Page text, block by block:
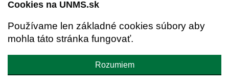
Cookies na UNMS.sk
Používame len základné cookies súbory aby
mohla táto stránka fungovať.
Rozumiem